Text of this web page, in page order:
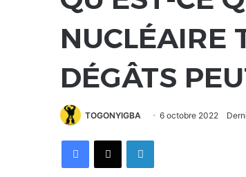
NUCLÉAIRE
DÉGÂTS
TOGONYIGBA 6 octobre 2022
FacebookX Linkedin